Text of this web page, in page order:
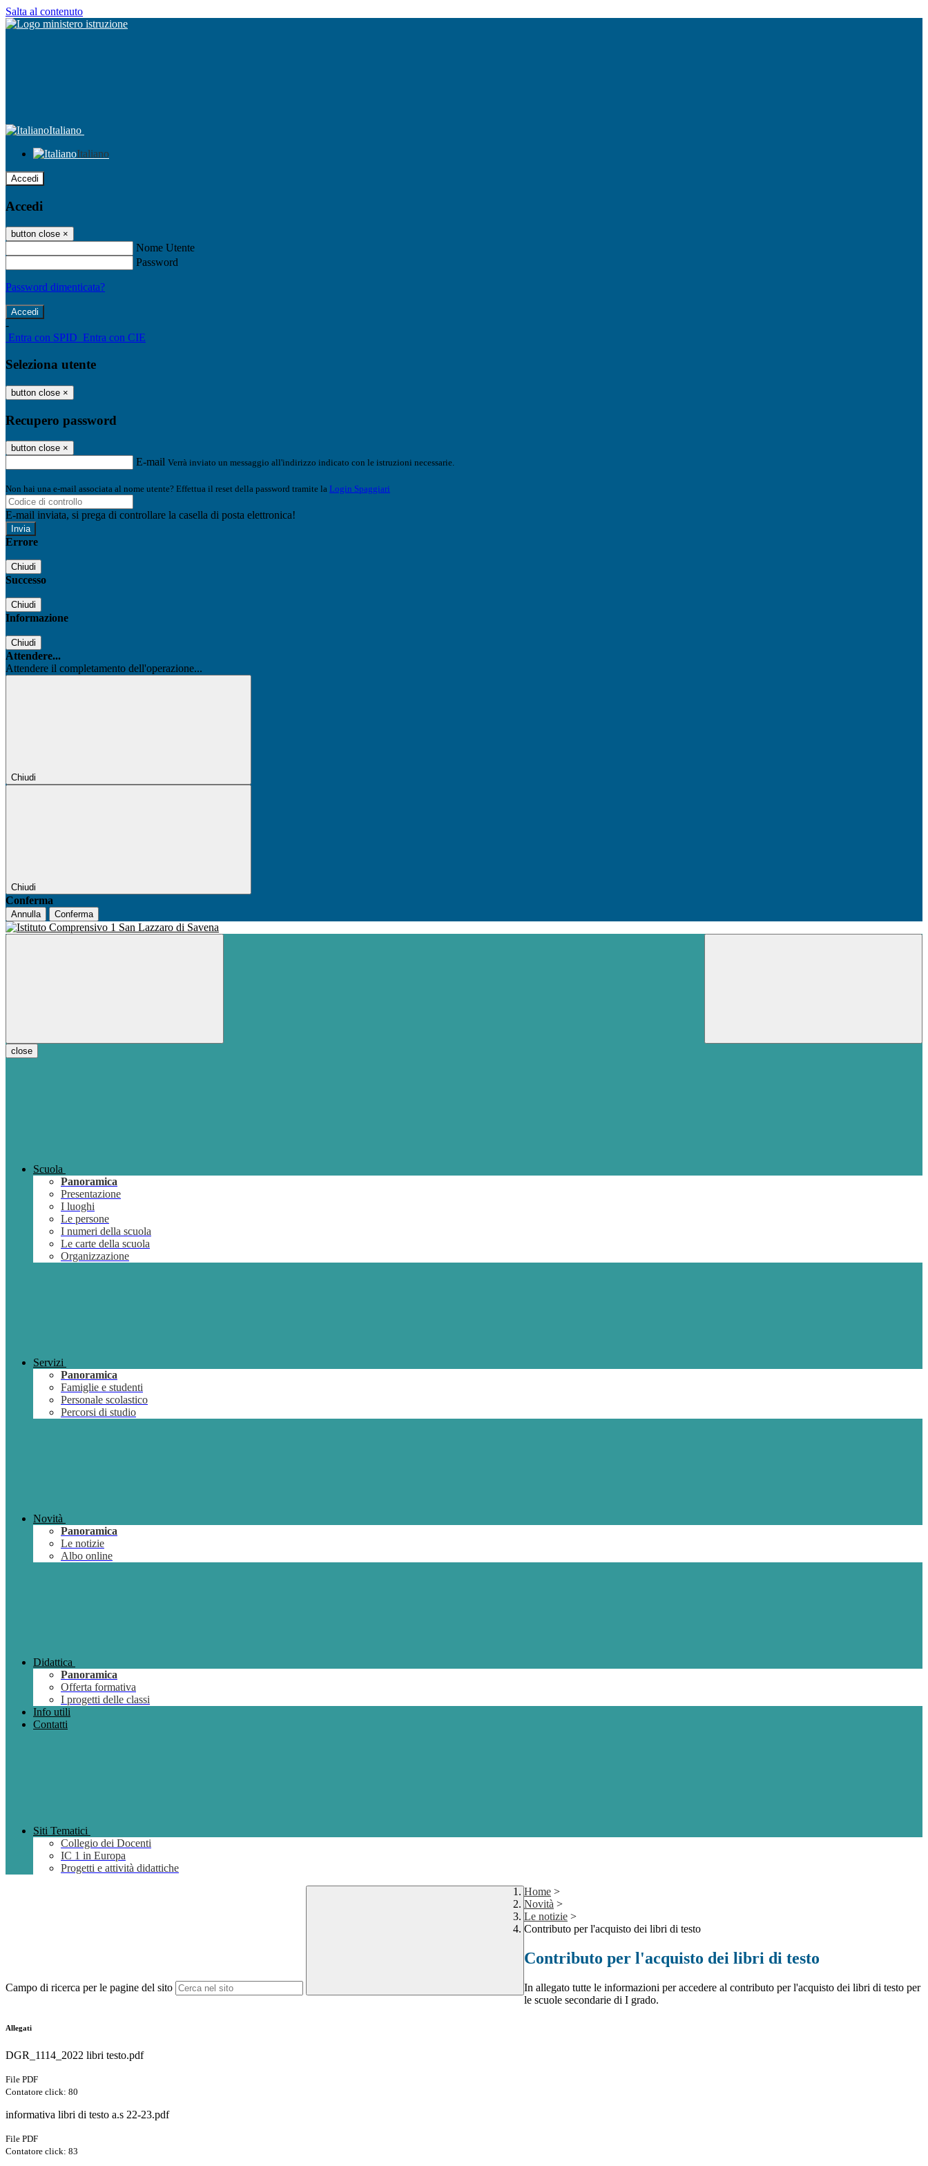
Salta al contenuto
Italiano
Italiano
Accedi
Accedi
button close ×
Nome Utente
Password
Password dimenticata?
-
Entra con SPID Entra con CIE
Seleziona utente
button close ×
Recupero password
button close ×
E-mail Verrà inviato un messaggio all'indirizzo indicato con le istruzioni necessarie.
Non hai una e-mail associata al nome utente? Effettua il reset della password tramite la Login Spaggiari
E-mail inviata, si prega di controllare la casella di posta elettronica!
Errore
Chiudi
Successo
Chiudi
Informazione
Chiudi
Attendere...
Attendere il completamento dell'operazione...
Chiudi
Chiudi
Conferma
Annulla Conferma
close
Scuola
Panoramica
Presentazione
I luoghi
Le persone
I numeri della scuola
Le carte della scuola
Organizzazione
Servizi
Panoramica
Famiglie e studenti
Personale scolastico
Percorsi di studio
Novità
Panoramica
Le notizie
Albo online
Didattica
Panoramica
Offerta formativa
I progetti delle classi
Info utili
Contatti
Siti Tematici
Collegio dei Docenti
IC 1 in Europa
Progetti e attività didattiche
Campo di ricerca per le pagine del sito
Home >
Novità >
Le notizie >
Contributo per l'acquisto dei libri di testo
Contributo per l'acquisto dei libri di testo
In allegato tutte le informazioni per accedere al contributo per l'acquisto dei libri di testo per
le scuole secondarie di I grado.
Allegati
DGR_1114_2022 libri testo.pdf
File PDF
Contatore click: 80
informativa libri di testo a.s 22-23.pdf
File PDF
Contatore click: 83